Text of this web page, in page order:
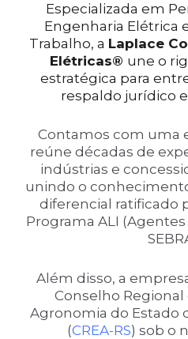
Especializada em
Engenharia Elétrica
Trabalho, a Laplace
Elétricas® une o
estratégica para
respaldo jurídico
Contamos com uma
reúne décadas de
indústrias e
unindo o
diferencial ratificado
Programa ALI
Além disso, a
Conselho
Agronomia do Estado
(CREA-RS) sob o